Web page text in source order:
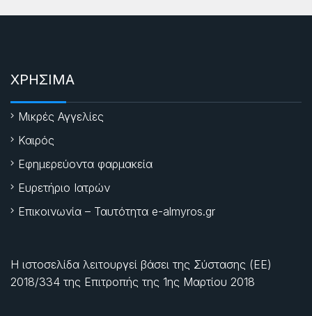
ΧΡΗΣΙΜΑ
Μικρές Αγγελίες
Καιρός
Εφημερεύοντα φαρμακεία
Ευρετήριο Ιατρών
Επικοινωνία – Ταυτότητα e-almyros.gr
Η ιστοσελίδα λειτουργεί βάσει της Σύστασης (ΕΕ)
2018/334 της Επιτροπής της 1ης Μαρτίου 2018